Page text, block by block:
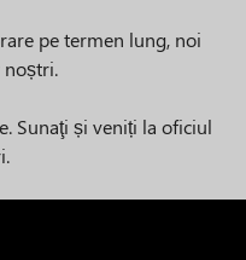
pe termen lung, noi
noștri.
Sunaţi și veniți la oficiul